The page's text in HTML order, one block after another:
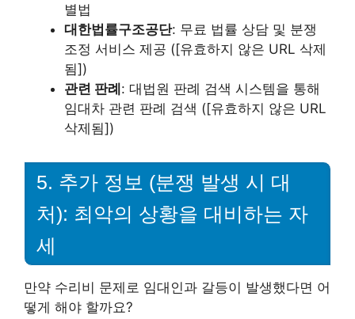
별법
대한법률구조공단: 무료 법률 상담 및 분쟁
조정 서비스 제공 ([유효하지 않은 URL 삭제
됨])
관련 판례: 대법원 판례 검색 시스템을 통해
임대차 관련 판례 검색 ([유효하지 않은 URL
삭제됨])
5. 추가 정보 (분쟁 발생 시 대
처): 최악의 상황을 대비하는 자
세
만약 수리비 문제로 임대인과 갈등이 발생했다면 어
떻게 해야 할까요?